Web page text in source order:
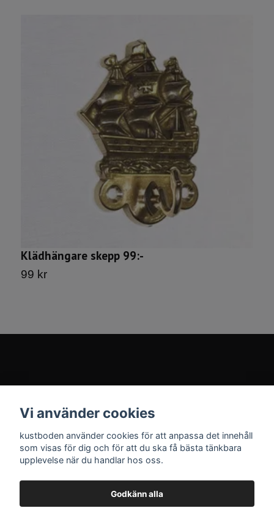
Klädhängare skepp 99:-
99 kr
Sociala medier
Vi använder cookies
kustboden använder cookies för att anpassa det innehåll
som visas för dig och för att du ska få bästa tänkbara
upplevelse när du handlar hos oss.
Godkänn alla